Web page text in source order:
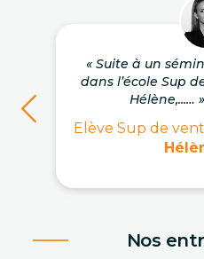
« Suite à un
dans l’école Sup
Hélène,...… »
Elève Sup de
Nos